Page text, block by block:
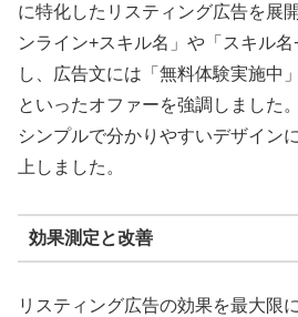
に特化したリスティング広告を展
ンライン+スキル名」や「スキル
し、広告文には「無料体験実施中
といったオファーを強調しました
シンプルで分かりやすいデザイン
上しました。
効果測定と改善
リスティング広告の効果を最大限